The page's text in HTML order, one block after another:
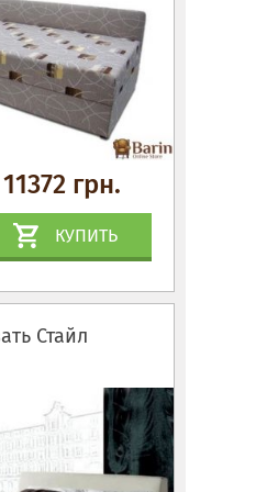
11372 грн.
КУПИТЬ
Стайл